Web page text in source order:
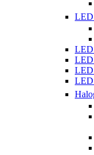
LED
LED
LED
LED
LED